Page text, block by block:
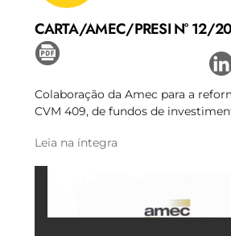
CARTA/AMEC/PRESI N° 12/
Colaboração da Amec para a
CVM 409, de fundos de
Leia na íntegra